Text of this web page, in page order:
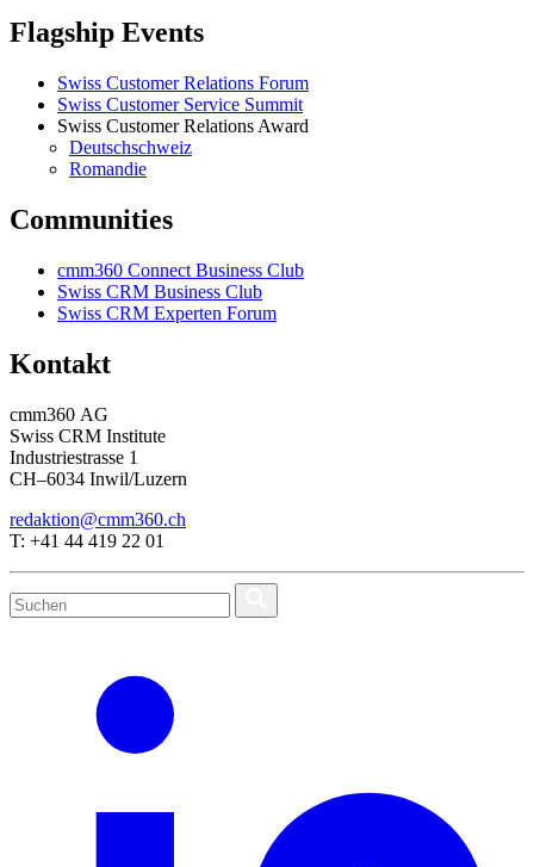
Flagship Events
Swiss Customer Relations Forum
Swiss Customer Service Summit
Swiss Customer Relations Award
Deutschschweiz
Romandie
Communities
cmm360 Connect Business Club
Swiss CRM Business Club
Swiss CRM Experten Forum
Kontakt
cmm360 AG
Swiss CRM Institute
Industriestrasse 1
CH–6034 Inwil/Luzern
redaktion@cmm360.ch
T: +41 44 419 22 01